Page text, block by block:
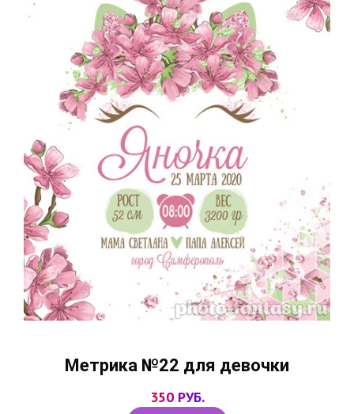
Метрика №22 для девочки
350 РУБ.